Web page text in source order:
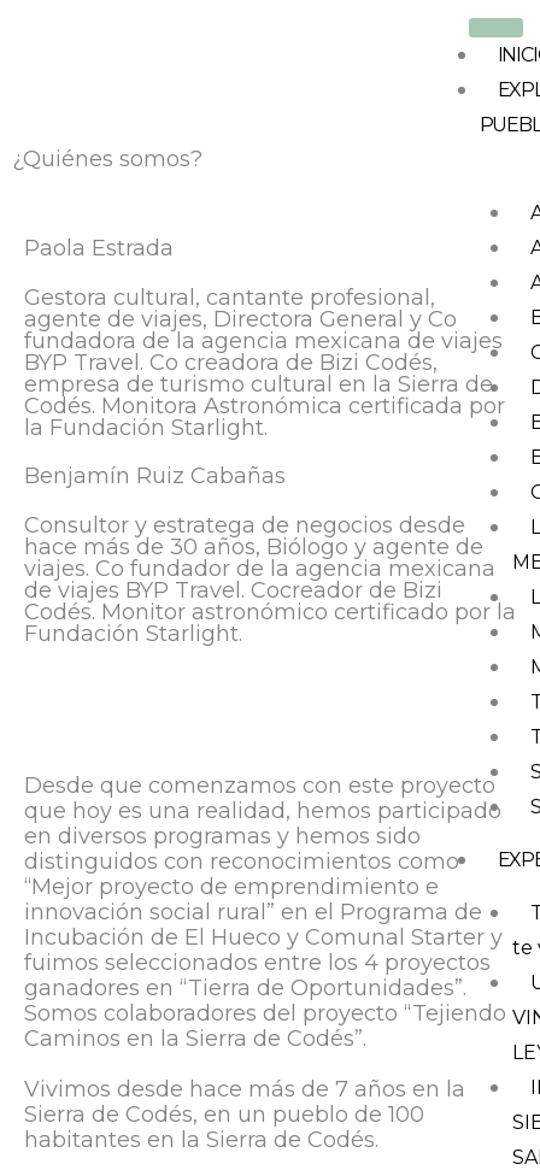
te
¿Quiénes somos?
Paola Estrada
Gestora cultural, cantante profesional,
agente de viajes, Directora General y Co
fundadora de la agencia mexicana de viajes
BYP Travel. Co creadora de Bizi Codés,
empresa de turismo cultural en la Sierra de
Codés. Monitora Astronómica certificada por
la Fundación Starlight.
Benjamín Ruiz Cabañas
Consultor y estratega de negocios desde
hace más de 30 años, Biólogo y agente de
viajes. Co fundador de la agencia mexicana
de viajes BYP Travel. Cocreador de Bizi
Codés. Monitor astronómico certificado por la
Fundación Starlight.
Desde que comenzamos con este proyecto
que hoy es una realidad, hemos participado
en diversos programas y hemos sido
distinguidos con reconocimientos como
“Mejor proyecto de emprendimiento e
innovación social rural” en el Programa de
Incubación de El Hueco y Comunal Starter y
fuimos seleccionados entre los 4 proyectos
ganadores en “Tierra de Oportunidades”.
Somos colaboradores del proyecto “Tejiendo
Caminos en la Sierra de Codés”.
Vivimos desde hace más de 7 años en la
Sierra de Codés, en un pueblo de 100
habitantes en la Sierra de Codés.